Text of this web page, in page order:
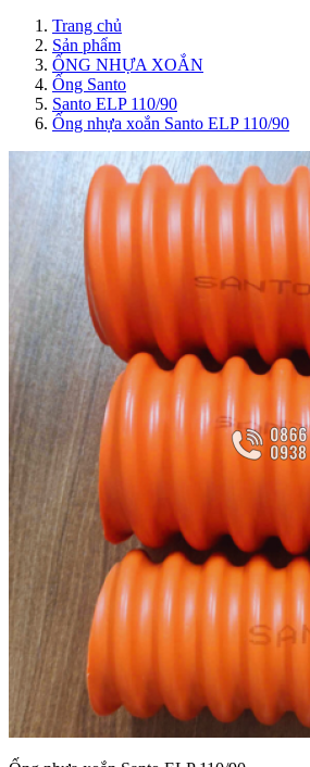
Trang chủ
Sản phẩm
ỐNG NHỰA XOẮN
Ống Santo
Santo ELP 110/90
Ống nhựa xoắn Santo ELP 110/90